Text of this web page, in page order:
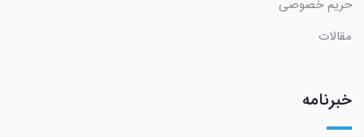
حریم خصوصی
مقالات
خبرنامه